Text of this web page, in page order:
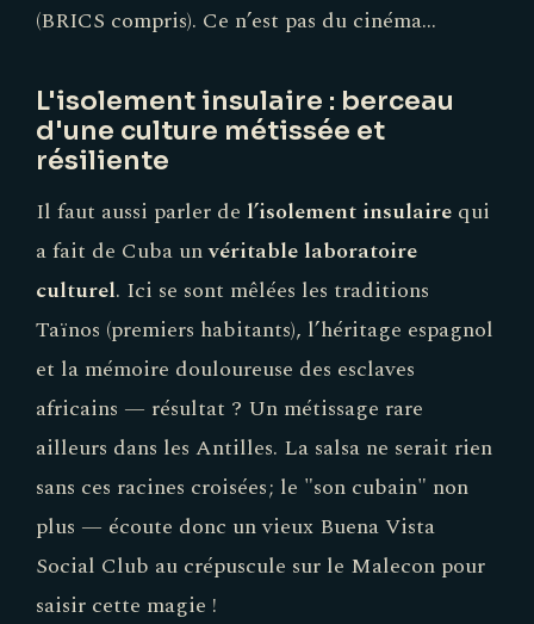
(BRICS compris). Ce n’est pas du cinéma…
L'isolement insulaire : berceau
d'une culture métissée et
résiliente
Il faut aussi parler de l’isolement insulaire qui
a fait de Cuba unvéritable laboratoire
culturel. Ici se sont mêlées les traditions
Taïnos (premiers habitants), l’héritage espagnol
et la mémoire douloureuse des esclaves
africains — résultat ? Un métissage rare
ailleurs dans les Antilles. La salsa ne serait rien
sans ces racines croisées ; le "son cubain" non
plus — écoute donc un vieux Buena Vista
Social Club au crépuscule sur le Malecon pour
saisir cette magie !